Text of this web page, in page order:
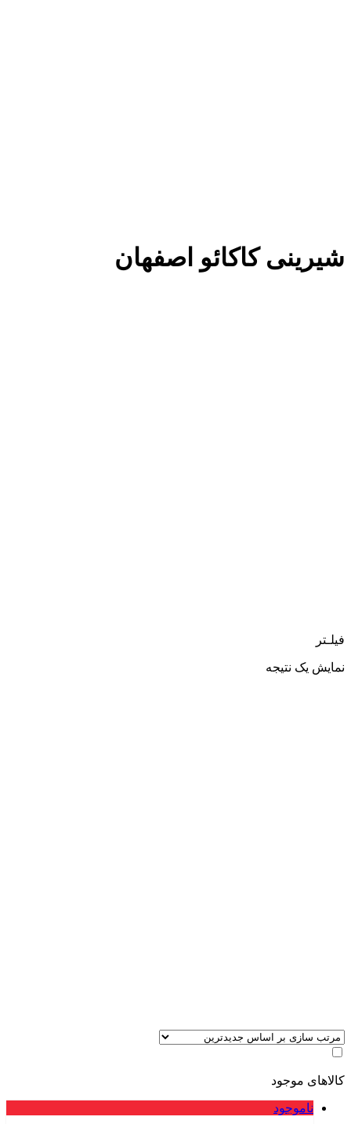
شیرینی کاکائو اصفهان
فیلـتر
نمایش یک نتیجه
کالاهای موجود
ناموجود